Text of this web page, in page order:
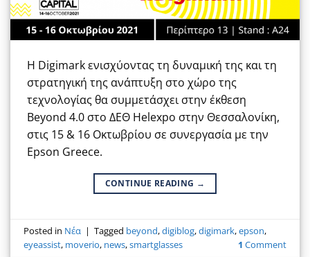
Η Digimark ενισχύοντας τη δυναμική της και τη
στρατηγική της ανάπτυξη στο χώρο της
τεχνολογίας θα συμμετάσχει στην έκθεση
Beyond 4.0 στο ΔΕΘ Helexpo στην Θεσσαλονίκη,
στις 15 & 16 Οκτωβρίου σε συνεργασία με την
Epson Greece.
CONTINUE READING →
Posted in Νέα | Tagged beyond,digiblog,digimark,epson,
eyeassist, moverio, news,smartglasses 1 Comment